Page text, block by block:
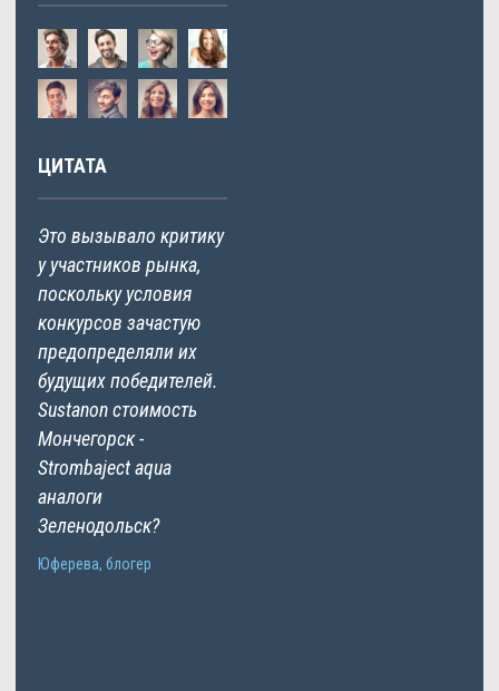
ЦИТАТА
Это вызывало критику
у участников рынка,
поскольку условия
конкурсов зачастую
предопределяли их
будущих победителей.
Sustanon стоимость
Мончегорск -
Strombaject aqua
аналоги
Зеленодольск?
Юферева, блогер